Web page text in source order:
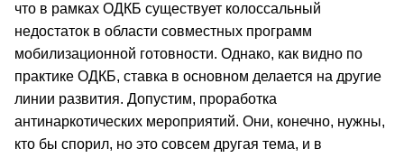
что в рамках ОДКБ существует колоссальный
недостаток в области совместных программ
мобилизационной готовности. Однако, как видно по
практике ОДКБ, ставка в основном делается на другие
линии развития. Допустим, проработка
антинаркотических мероприятий. Они, конечно, нужны,
кто бы спорил, но это совсем другая тема, и в